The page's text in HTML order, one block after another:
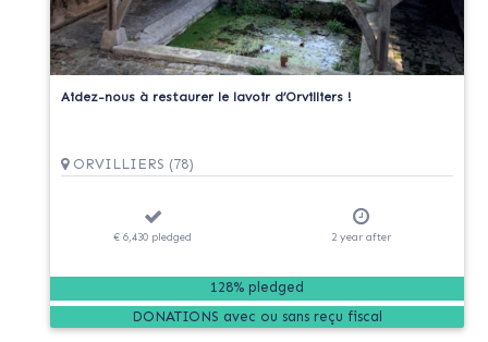
Aidez-nous à restaurer le lavoir d’Orvilliers !
ORVILLIERS (78)
€ 6,430 pledged 2 year after
128% pledged
DONATIONS